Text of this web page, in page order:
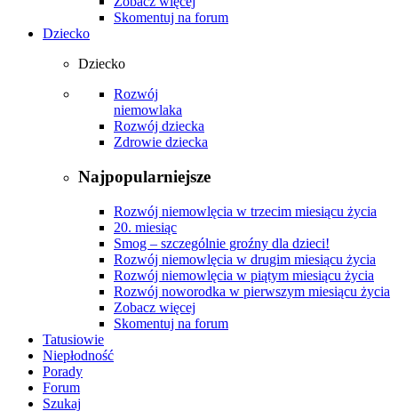
Skomentuj na forum
Dziecko
Dziecko
Rozwój
niemowlaka
Rozwój dziecka
Zdrowie dziecka
Najpopularniejsze
Rozwój niemowlęcia w trzecim miesiącu życia
20. miesiąc
Smog – szczególnie groźny dla dzieci!
Rozwój niemowlęcia w drugim miesiącu życia
Rozwój niemowlęcia w piątym miesiącu życia
Rozwój noworodka w pierwszym miesiącu życia
Zobacz więcej
Skomentuj na forum
Tatusiowie
Niepłodność
Porady
Forum
Szukaj